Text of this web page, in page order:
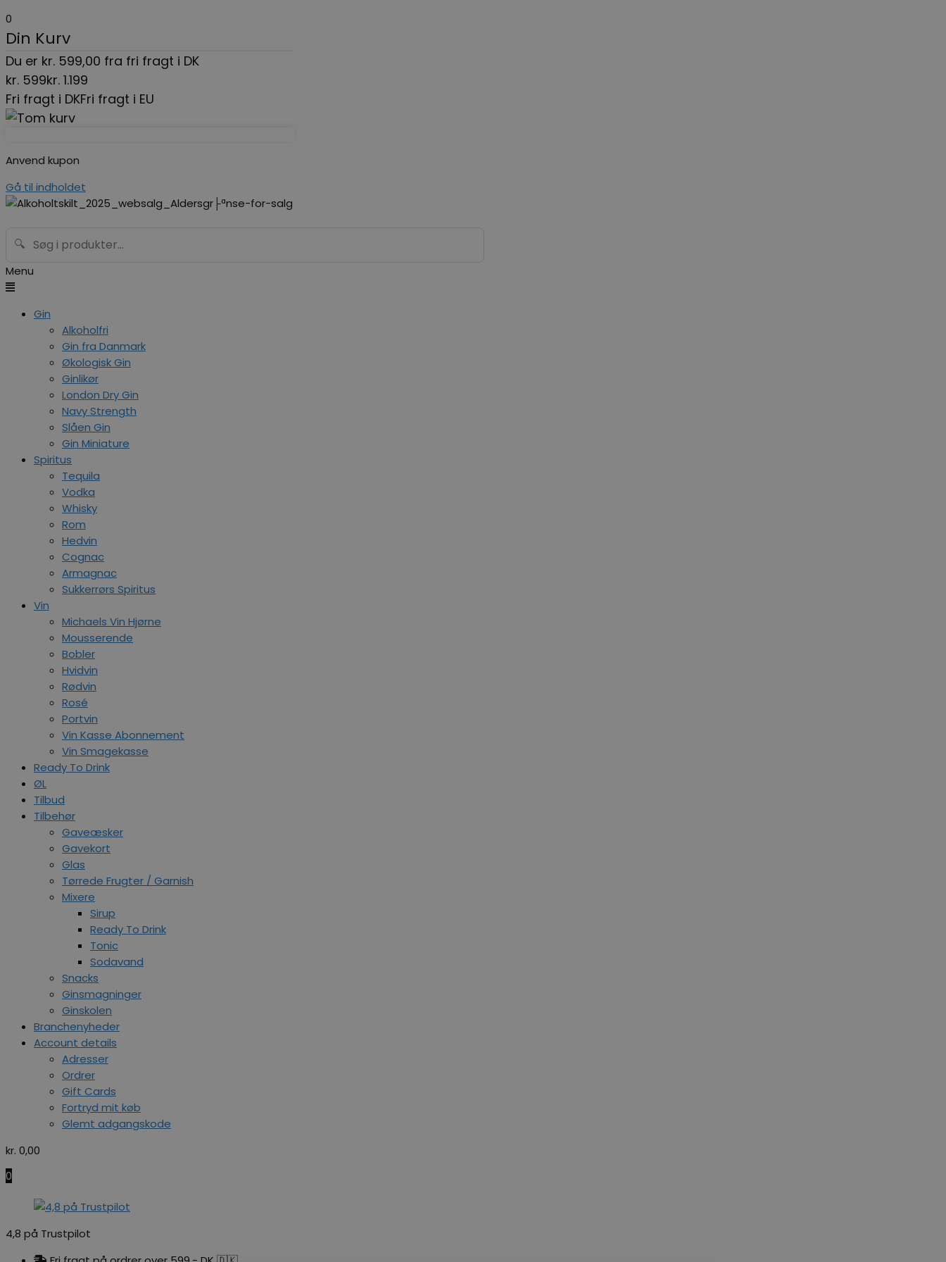
0
Din Kurv
Du er kr. 599,00 fra fri fragt i DK
kr. 599kr. 1.199
Fri fragt i DKFri fragt i EU
Anvend kupon
Gå til indholdet
🔍
Menu
Gin
Alkoholfri
Gin fra Danmark
Økologisk Gin
Ginlikør
London Dry Gin
Navy Strength
Slåen Gin
Gin Miniature
Spiritus
Tequila
Vodka
Whisky
Rom
Hedvin
Cognac
Armagnac
Sukkerrørs Spiritus
Vin
Michaels Vin Hjørne
Mousserende
Bobler
Hvidvin
Rødvin
Rosé
Portvin
Vin Kasse Abonnement
Vin Smagekasse
Ready To Drink
ØL
Tilbud
Tilbehør
Gaveæsker
Gavekort
Glas
Tørrede Frugter / Garnish
Mixere
Sirup
Ready To Drink
Tonic
Sodavand
Snacks
Ginsmagninger
Ginskolen
Branchenyheder
Account details
Adresser
Ordrer
Gift Cards
Fortryd mit køb
Glemt adgangskode
kr. 0,00
0
4,8 på Trustpilot